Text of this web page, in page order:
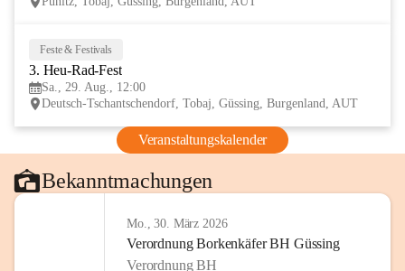
Feste & Festivals
3. Heu-Rad-Fest
Sa., 29. Aug., 12:00
Deutsch-Tschantschendorf, Tobaj, Güssing, Burgenland, AUT
Veranstaltungskalender
Bekanntmachungen
Mo., 30. März 2026
Verordnung Borkenkäfer BH Güssing
Verordnung BH